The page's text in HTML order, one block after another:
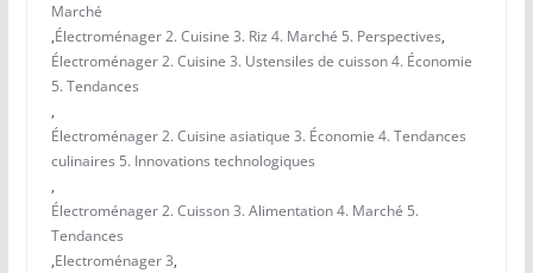
Marché
,Électroménager 2. Cuisine 3. Riz 4. Marché 5. Perspectives,
Électroménager 2. Cuisine 3. Ustensiles de cuisson 4. Économie
5. Tendances
,
Électroménager 2. Cuisine asiatique 3. Économie 4. Tendances
culinaires 5. Innovations technologiques
,
Électroménager 2. Cuisson 3. Alimentation 4. Marché 5.
Tendances
,Electroménager 3,